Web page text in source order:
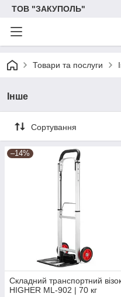
ТОВ "ЗАКУПОЛЬ"
Товари та послуги
Інше
Сортування
–14%
Складний транспортний
HIGHER ML-902 | 70 кг